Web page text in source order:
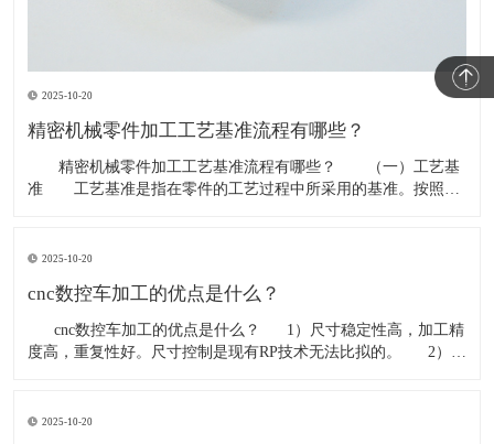
2025-10-20
精密机械零件加工工艺基准流程有哪些？
​ 精密机械零件加工工艺基准流程有哪些？ （一）工艺基
准 工艺基准是指在零件的工艺过程中所采用的基准。按照用
2025-10-20
cnc数控车加工的优点是什么？
​ cnc数控车加工的优点是什么？ 1）尺寸稳定性高，加工精
度高，重复性好。尺寸控制是现有RP技术无法比拟的。 2）材
2025-10-20